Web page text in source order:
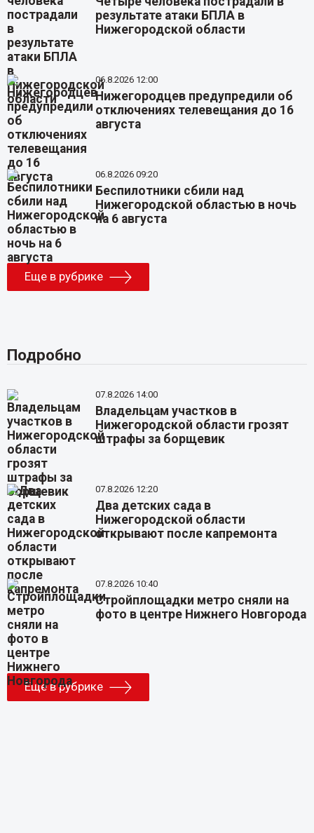
результате атаки БПЛА в
Нижегородской области
06.8.2026 12:00
Нижегородцев предупредили об
отключениях телевещания до 16
августа
06.8.2026 09:20
Беспилотники сбили над
Нижегородской областью в ночь
на 6 августа
Еще в рубрике
Подробно
07.8.2026 14:00
Владельцам участков в
Нижегородской области грозят
штрафы за борщевик
07.8.2026 12:20
Два детских сада в
Нижегородской области
открывают после капремонта
07.8.2026 10:40
Стройплощадки метро сняли на
фото в центре Нижнего Новгорода
Еще в рубрике